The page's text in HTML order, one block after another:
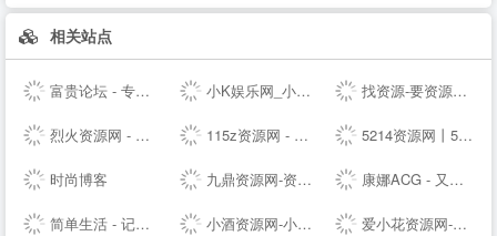
相关站点
富贵论坛 - 专业的虚拟物品交易论坛，QQ号，YY号，手机号，邮箱，游戏帐号交易 - FGBBS.NET 小K娱乐网_小K网-QQ活动_资源分享-源码基地-网赚项目-安卓绿色软件基地 找资源-要资源就上找资源|专业提供,免费资源,活动资源,源码资源,励志打造全网最好最全的资源大全 -
烈火资源网 - 实用并且丰富的资源大全 115z资源网 - 专注网络资源快速下载 5214资源网丨5214辅助网丨5214商铺丨游戏辅助网丨辅助网
时尚博客 九鼎资源网-资源分享-源码基地-综合优质网络资源收集分享 康娜ACG - 又一个二次元聚集站点
简单生活 - 记录大熊和小婷生活点滴的夫妻-- 小酒资源网-小酒专业分享技术术教程 爱小花资源网-免费分享好资源-小花资源网-应有尽有！